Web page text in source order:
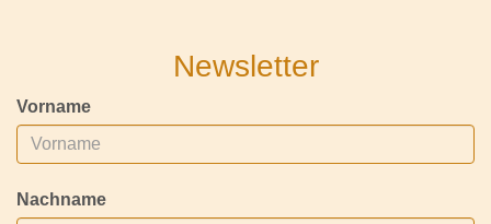
Newsletter
Vorname
Nachname